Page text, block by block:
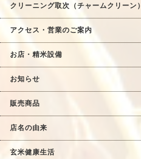
クリーニング取次（チャームクリーン）
アクセス・営業のご案内
お店・精米設備
お知らせ
販売商品
店名の由来
玄米健康生活